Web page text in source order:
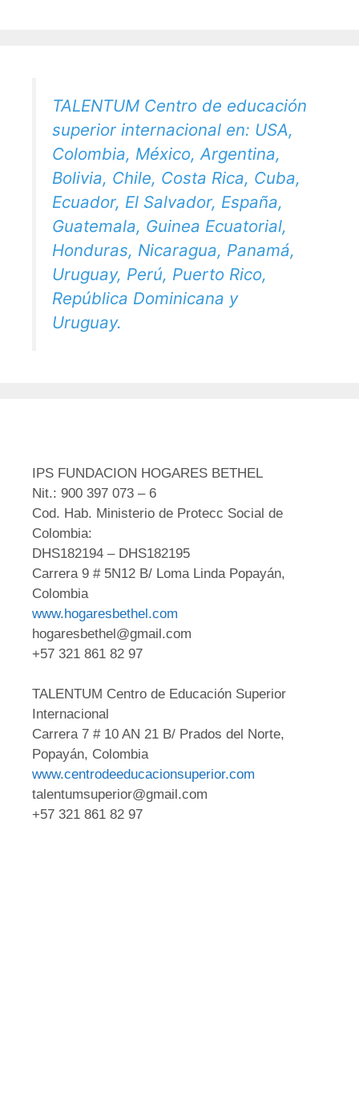
TALENTUM Centro de educación
superior internacional en: USA,
Colombia, México, Argentina,
Bolivia, Chile, Costa Rica, Cuba,
Ecuador, El Salvador, España,
Guatemala, Guinea Ecuatorial,
Honduras, Nicaragua, Panamá,
Uruguay, Perú, Puerto Rico,
República Dominicana y
Uruguay.
IPS FUNDACION HOGARES BETHEL
Nit.: 900 397 073 – 6
Cod. Hab. Ministerio de Protecc Social de
Colombia:
DHS182194 – DHS182195
Carrera 9 # 5N12 B/ Loma Linda Popayán,
Colombia
www.hogaresbethel.com
hogaresbethel@gmail.com
+57 321 861 82 97
TALENTUM Centro de Educación Superior
Internacional
Carrera 7 # 10 AN 21 B/ Prados del Norte,
Popayán, Colombia
www.centrodeeducacionsuperior.com
talentumsuperior@gmail.com
+57 321 861 82 97